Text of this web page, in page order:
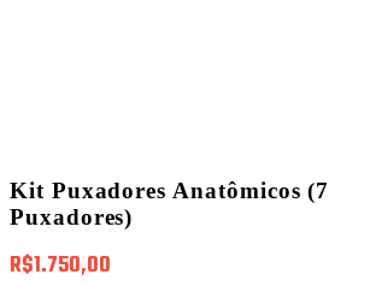
Kit Puxadores Anatômicos (7
Puxadores)
R$1.750,00